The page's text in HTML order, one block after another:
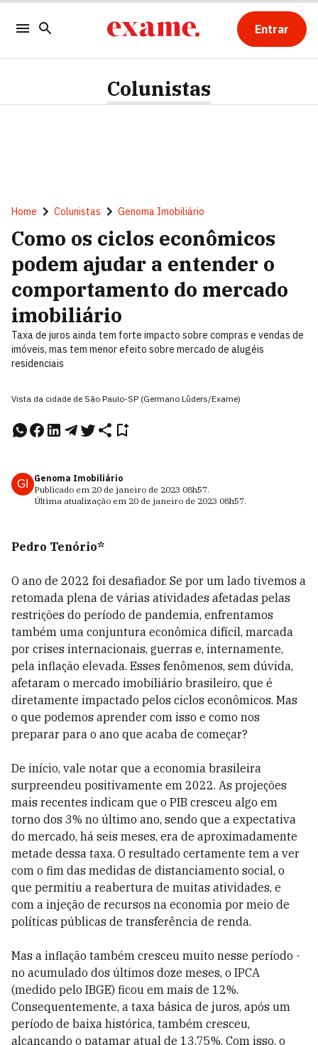
Entrar
Colunistas
Home Colunistas Genoma Imobiliário
Como os ciclos econômicos
podem ajudar a entender o
comportamento do mercado
imobiliário
Taxa de juros ainda tem forte impacto sobre compras e vendas de
imóveis, mas tem menor efeito sobre mercado de alugéis
residenciais
Vista da cidade de São Paulo-SP (Germano Lûders/Exame)
GI
Genoma Imobiliário
Publicado em 20 de janeiro de 2023 08h57.
Última atualização em 20 de janeiro de 2023 08h57.
Pedro Tenório*
O ano de 2022 foi desafiador. Se por um lado tivemos a
retomada plena de várias atividades afetadas pelas
restrições do período de pandemia, enfrentamos
também uma conjuntura econômica difícil, marcada
por crises internacionais, guerras e, internamente,
pela inflação elevada. Esses fenômenos, sem dúvida,
afetaram o mercado imobiliário brasileiro, que é
diretamente impactado pelos ciclos econômicos. Mas
o que podemos aprender com isso e como nos
preparar para o ano que acaba de começar?
De início, vale notar que a economia brasileira
surpreendeu positivamente em 2022. As projeções
mais recentes indicam que o PIB cresceu algo em
torno dos 3% no último ano, sendo que a expectativa
do mercado, há seis meses, era de aproximadamente
metade dessa taxa. O resultado certamente tem a ver
com o fim das medidas de distanciamento social, o
que permitiu a reabertura de muitas atividades, e
com a injeção de recursos na economia por meio de
políticas públicas de transferência de renda.
Mas a inflação também cresceu muito nesse período -
no acumulado dos últimos doze meses, o IPCA
(medido pelo IBGE) ficou em mais de 12%.
Consequentemente, a taxa básica de juros, após um
período de baixa histórica, também cresceu,
alcançando o patamar atual de 13,75%. Com isso, o